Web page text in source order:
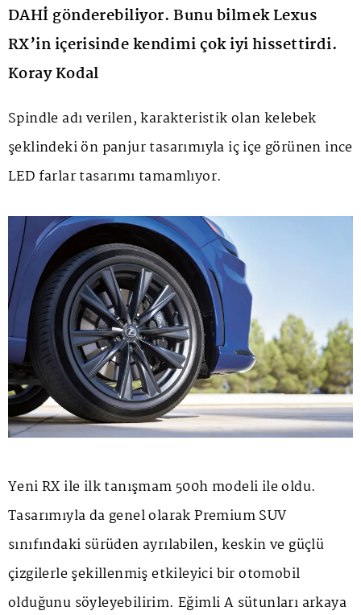
DAHİ gönderebiliyor. Bunu bilmek Lexus
RX’in içerisinde kendimi çok iyi hissettirdi.
Koray Kodal
Spindle adı verilen, karakteristik olan kelebek
şeklindeki ön panjur tasarımıyla iç içe görünen ince
LED farlar tasarımı tamamlıyor.
Yeni RX ile ilk tanışmam 500h modeli ile oldu.
Tasarımıyla da genel olarak Premium SUV
sınıfındaki sürüden ayrılabilen, keskin ve güçlü
çizgilerle şekillenmiş etkileyici bir otomobil
olduğunu söyleyebilirim. Eğimli A sütunları arkaya